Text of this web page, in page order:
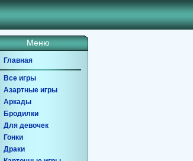
Меню
Главная
Все игры
Азартные игры
Аркады
Бродилки
Для девочек
Гонки
Драки